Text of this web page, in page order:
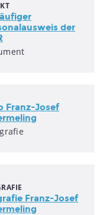
der
Franz-Josef
Franz-Josef